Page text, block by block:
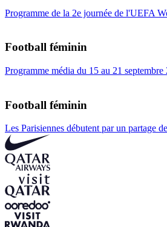
Programme de la 2e journée de l'UEFA
Football féminin
Programme média du 15 au 21 septembre
Football féminin
Les Parisiennes débutent par un partage